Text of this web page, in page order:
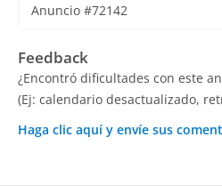
Anuncio #72142
Feedback
¿Encontró dificultades con este
(Ej: calendario desactualizado,
Haga clic aquí y envíe sus